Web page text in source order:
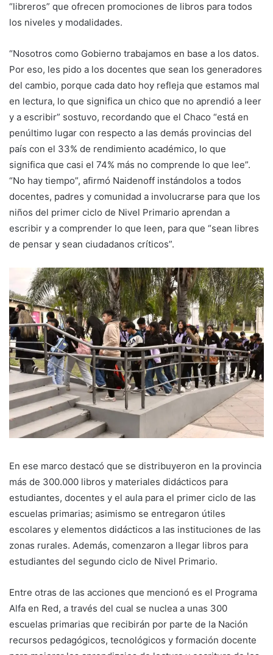
“libreros” que ofrecen promociones de libros para todos
los niveles y modalidades.
“Nosotros como Gobierno trabajamos en base a los datos.
Por eso, les pido a los docentes que sean los generadores
del cambio, porque cada dato hoy refleja que estamos mal
en lectura, lo que significa un chico que no aprendió a leer
y a escribir” sostuvo, recordando que el Chaco “está en
penúltimo lugar con respecto a las demás provincias del
país con el 33% de rendimiento académico, lo que
significa que casi el 74% más no comprende lo que lee”.
“No hay tiempo”, afirmó Naidenoff instándolos a todos
docentes, padres y comunidad a involucrarse para que los
niños del primer ciclo de Nivel Primario aprendan a
escribir y a comprender lo que leen, para que “sean libres
de pensar y sean ciudadanos críticos”.
En ese marco destacó que se distribuyeron en la provincia
más de 300.000 libros y materiales didácticos para
estudiantes, docentes y el aula para el primer ciclo de las
escuelas primarias; asimismo se entregaron útiles
escolares y elementos didácticos a las instituciones de las
zonas rurales. Además, comenzaron a llegar libros para
estudiantes del segundo ciclo de Nivel Primario.
Entre otras de las acciones que mencionó es el Programa
Alfa en Red, a través del cual se nuclea a unas 300
escuelas primarias que recibirán por parte de la Nación
recursos pedagógicos, tecnológicos y formación docente